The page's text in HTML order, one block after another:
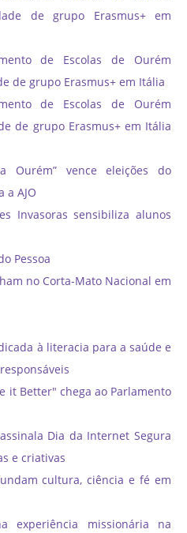
de grupo Erasmus+ em
de Escolas de Ourém
de grupo Erasmus+ em Itália
de Escolas de Ourém
de grupo Erasmus+ em Itália
Ourém” vence eleições do
a AJO
Invasoras sensibiliza alunos
Pessoa
no Corta-Mato Nacional em
à literacia para a saúde e
it Better" chega ao Parlamento
Dia da Internet Segura
e criativas
cultura, ciência e fé em
experiência missionária na